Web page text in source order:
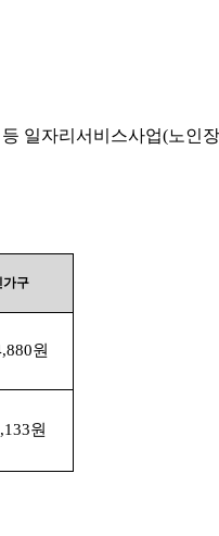
일자리서비스사업(노인
가구
원
원